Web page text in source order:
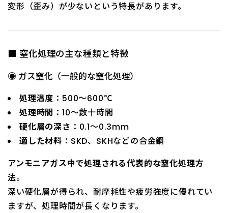
変形（歪み）が少ないという特長があります。
■ 窒化処理の主な種類と特徴
◉ ガス窒化（一般的な窒化処理）
処理温度 ：500～600℃
処理時間 ：10～数十時間
硬化層の深さ ：0.1～0.3mm
適した材料 ：SKD、SKHなどの合金鋼
アンモニアガス中で処理される代表的な窒化処理方
法。
深い硬化層が得られ、耐摩耗性や疲労強度に優れてい
ますが、処理時間が長くなります。